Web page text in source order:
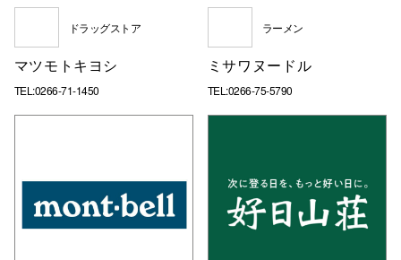
ドラッグストア
マツモトキヨシ
TEL:0266-71-1450
ラーメン
ミサワヌードル
TEL:0266-75-5790